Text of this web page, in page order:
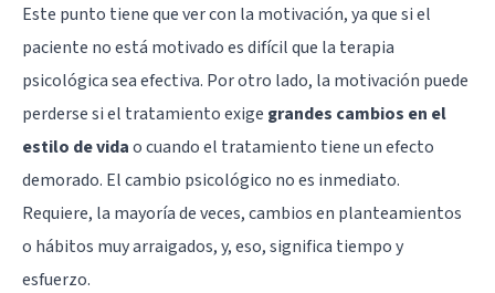
Este punto tiene que ver con la motivación, ya que si el
paciente no está motivado es difícil que la terapia
psicológica sea efectiva. Por otro lado, la motivación puede
perderse si el tratamiento exige grandes cambios en el
estilo de vidao cuando el tratamiento tiene un efecto
demorado. El cambio psicológico no es inmediato.
Requiere, la mayoría de veces, cambios en planteamientos
o hábitos muy arraigados, y, eso, significa tiempo y
esfuerzo.